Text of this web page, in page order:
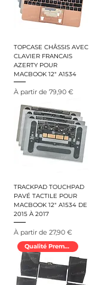
TOPCASE CHÂSSIS AVEC
CLAVIER FRANCAIS
AZERTY POUR
MACBOOK 12" A1534
À partir de 79,90 €
Prix promotionnel
TRACKPAD TOUCHPAD
PAVÉ TACTILE POUR
MACBOOK 12" A1534 DE
2015 À 2017
À partir de 27,90 €
Prix promotionnel
Qualité Premium